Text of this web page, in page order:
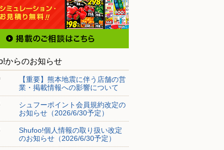
からのお知らせ
【重要】熊本地震に伴う店舗の営
業・掲載情報への影響について
シュフーポイント会員規約改定の
お知らせ（2026/6/30予定）
Shufoo!個人情報の取り扱い改定
のお知らせ（2026/6/30予定）